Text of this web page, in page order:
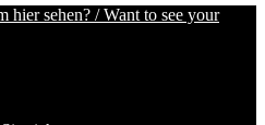
sehen? / Want to see your